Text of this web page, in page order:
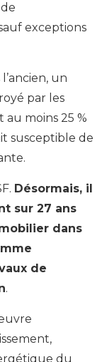
exceptions
un
par les
moins 25 %
susceptible de
Désormais, il
sur 27 ans
dans
de
.
du